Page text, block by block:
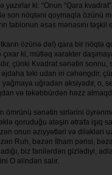
ki: “Onun “Qara
son nöqtəni qoymaqla özünü
tablonun əsas mənasını təşkil
özünə də!) qara bir nöqtə
çıxar ki, mütləq xarakter
çünki Kvadrat sənətin
təki udan iri cə­həngdir,
uğradan aksiyadır, o,
və təkəbbürdən həzz
ömrünü sənətin sirlərini
qoruduğu atəşin ətrafa işıq
onun əziy­yət­ləri və diləkləri
Ruh, bəzən İlham pərisi,
biz fanilərdən gizlədiyi,
O əlindən salır.